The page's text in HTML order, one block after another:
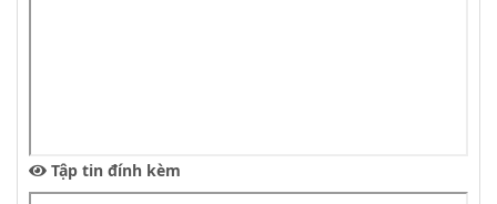
Tập tin đính kèm